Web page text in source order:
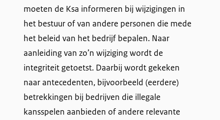
moeten de Ksa informeren bij wijzigingen in
het bestuur of van andere personen die mede
het beleid van het bedrijf bepalen. Naar
aanleiding van zo’n wijziging wordt de
integriteit getoetst. Daarbij wordt gekeken
naar antecedenten, bijvoorbeeld (eerdere)
betrekkingen bij bedrijven die illegale
kansspelen aanbieden of andere relevante